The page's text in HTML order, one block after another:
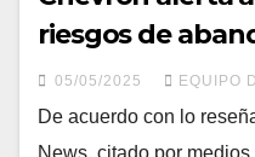
riesgos de
05/05/2025 EQUIPO
De acuerdo con lo